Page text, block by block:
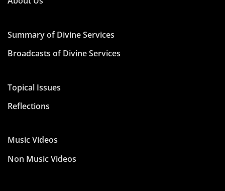
Summary of Divine Services
Broadcasts of Divine Services
Topical Issues
Reflections
Music Videos
Non Music Videos